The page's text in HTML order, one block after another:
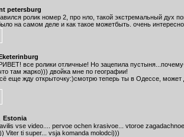
petersburg
ролик номер 2, про нло, такой экстремальный дух
на самом деле и как такое можетбыть. очень
все ролики отличные! Но зацепила
там жарко))) двойка мне по географии!
еще жду открыточку:)смотрю теперь ты в Одессе, может
Estonia
vse video.... pervoe ochen krasivoe... vtoroe
Viter ti super... vsja komanda molodci)))